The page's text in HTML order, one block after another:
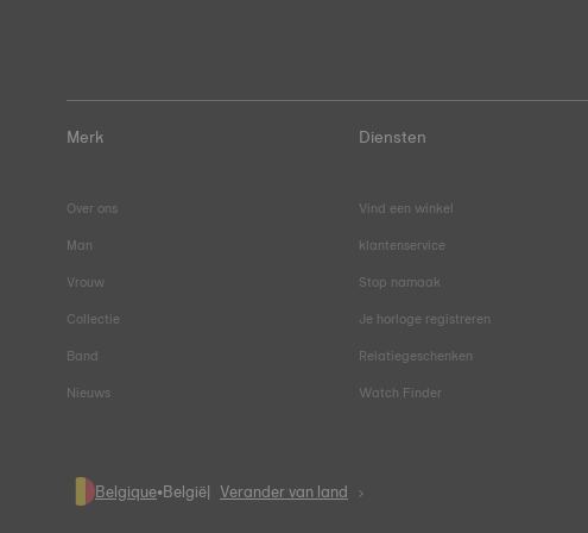
Merk
Over ons
Man
Vrouw
Collectie
Band
Nieuws
Diensten
Vind een winkel
klantenservice
Stop namaak
Je horloge registreren
Relatiegeschenken
Watch Finder
Belgique•België Verander van land